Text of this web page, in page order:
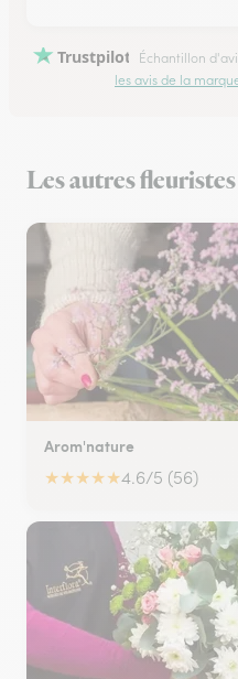
Trustpilot Échantillon
les avis de la
Les autres
Arom'nature
★★★★★4.6/5 (56)